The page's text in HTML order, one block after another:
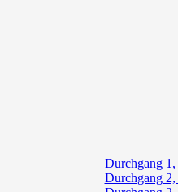
Durchgang
Durchgang 2,